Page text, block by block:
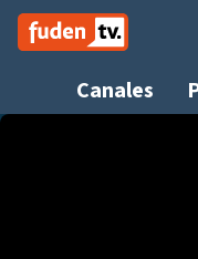
Saltar
contenido
Canales